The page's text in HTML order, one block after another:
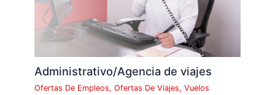
Administrativo/Agencia de viajes
Ofertas De Empleos,Ofertas De Viajes,Vuelos